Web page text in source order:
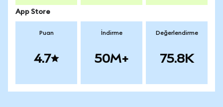
App Store
Puan
4.7
İndirme
50M+
Değerlendirme
75.8K